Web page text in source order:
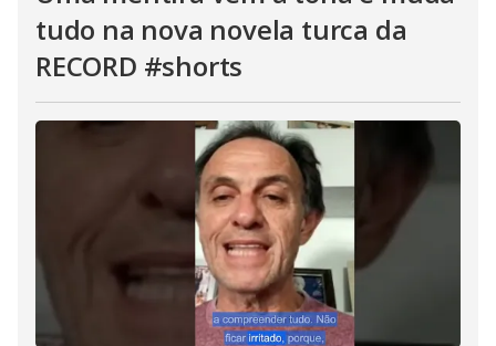
tudo na nova novela turca da
RECORD #shorts